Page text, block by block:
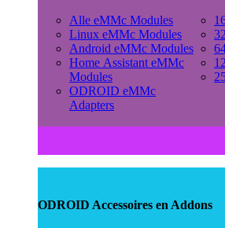
Alle eMMc Modules
Linux eMMc Modules
Android eMMc Modules
Home Assistant eMMc
Modules
ODROID eMMc
Adapters
ODROID Accessoires en Addons